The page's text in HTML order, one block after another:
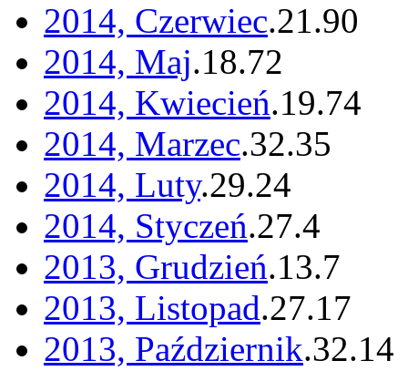
2014, Czerwiec.21.90
2014, Maj.18.72
2014, Kwiecień.19.74
2014, Marzec.32.35
2014, Luty.29.24
2014, Styczeń.27.4
2013, Grudzień.13.7
2013, Listopad.27.17
2013, Październik.32.14